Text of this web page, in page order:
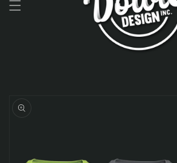
informations